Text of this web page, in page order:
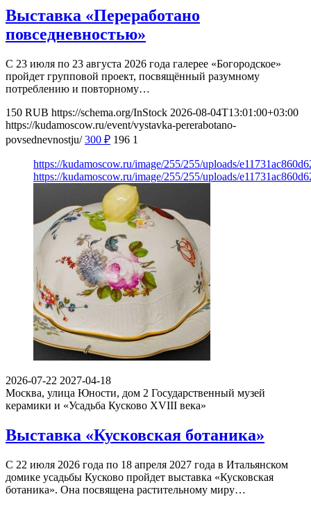
Выставка «Переработано
повседневностью»
С 23 июля по 23 августа 2026 года галерее «Богородское»
пройдет групповой проект, посвящённый разумному
потреблению и повторному…
150 RUB https://schema.org/InStock 2026-08-04T13:01:00+03:00
https://kudamoscow.ru/event/vystavka-pererabotano-
povsednevnostju/ 300 ₽ 196 1
https://kudamoscow.ru/image/255/255/uploads/
https://kudamoscow.ru/image/255/255/uploads/
2026-07-22 2027-04-18
Москва, улица Юности, дом 2 Государственный музей
керамики и «Усадьба Кусково XVIII века»
Выставка «Кусковская ботаника»
С 22 июля 2026 года по 18 апреля 2027 года в Итальянском
домике усадьбы Кусково пройдет выставка «Кусковская
ботаника». Она посвящена растительному миру…